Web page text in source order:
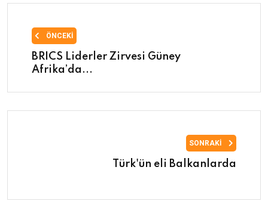
ÖNCEKI
BRICS Liderler Zirvesi Güney
Afrika’da...
SONRAKI
Türk'ün eli Balkanlarda